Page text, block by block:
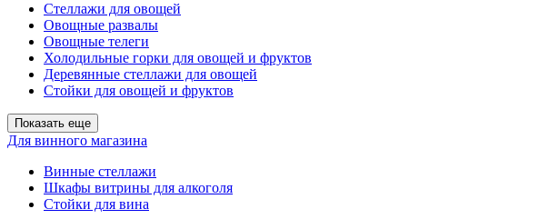
Стеллажи для овощей
Овощные развалы
Овощные телеги
Холодильные горки для овощей и фруктов
Деревянные стеллажи для овощей
Стойки для овощей и фруктов
Показать еще
Для винного магазина
Винные стеллажи
Шкафы витрины для алкоголя
Стойки для вина